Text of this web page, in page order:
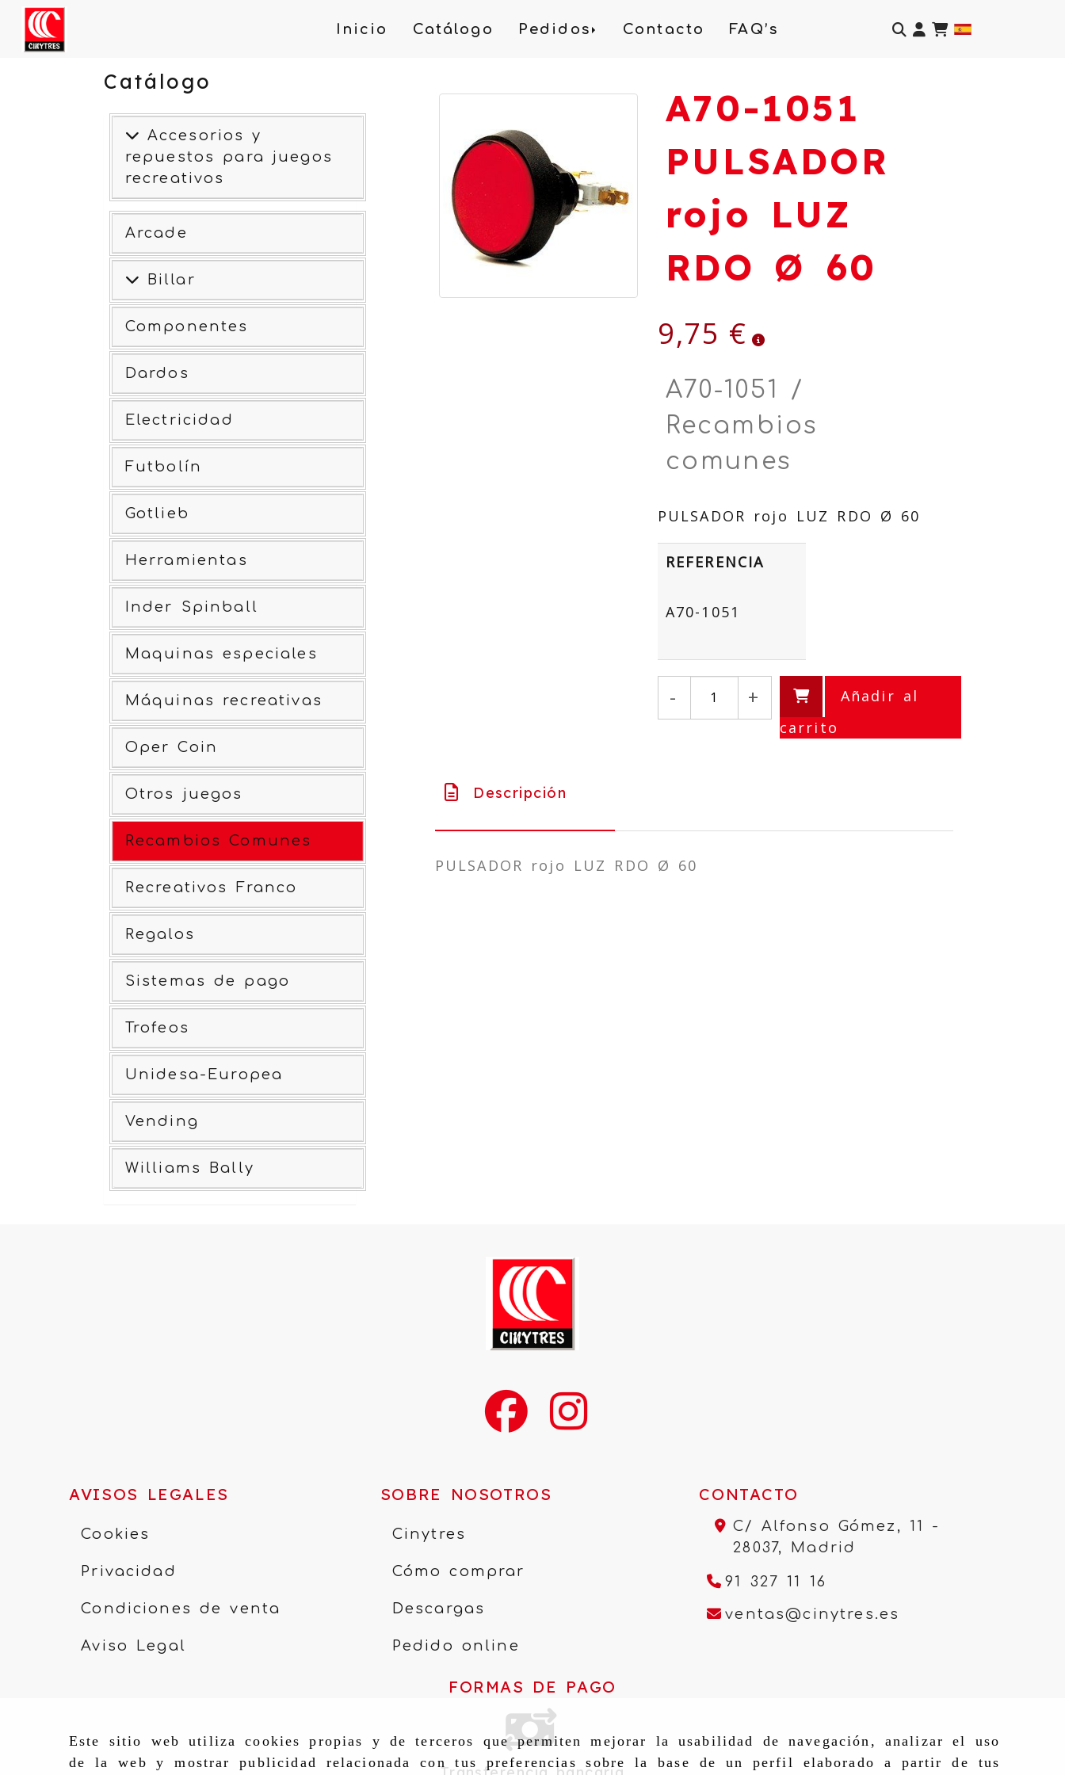
Este sitio web utiliza cookies propias y de terceros que permiten mejorar la usabilidad de navegación, analizar el uso
de la web y mostrar publicidad relacionada con tus preferencias sobre la base de un perfil elaborado a partir de tus
Inicio Catálogo Pedidos Contacto FAQ’s Identifícate
Catálogo
Accesorios y
repuestos para juegos
recreativos
Arcade
Billar
Componentes
Dardos
Electricidad
Futbolín
Gotlieb
Herramientas
Inder Spinball
Maquinas especiales
Máquinas recreativas
Oper Coin
Otros juegos
Recambios Comunes
Recreativos Franco
Regalos
Sistemas de pago
Trofeos
Unidesa-Europea
Vending
Williams Bally
A70-1051
PULSADOR
rojo LUZ
RDO Ø 60
9,75 €
A70-1051 /
Recambios
comunes
PULSADOR rojo LUZ RDO Ø 60
REFERENCIA
A70-1051
- +
Añadir al
carrito
Descripción
PULSADOR rojo LUZ RDO Ø 60
AVISOS LEGALES
Cookies
Privacidad
Condiciones de venta
Aviso Legal
SOBRE NOSOTROS
Cinytres
Cómo comprar
Descargas
Pedido online
CONTACTO
C/ Alfonso Gómez, 11 -
28037, Madrid
91 327 11 16
ventas cinytres.es
FORMAS DE PAGO